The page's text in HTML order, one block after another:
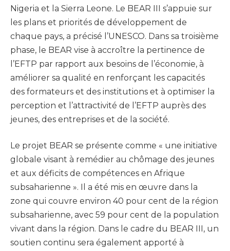
Nigeria et la Sierra Leone. Le BEAR III s’appuie sur
les plans et priorités de développement de
chaque pays, a précisé l’UNESCO. Dans sa troisième
phase, le BEAR vise à accroître la pertinence de
l’EFTP par rapport aux besoins de l’économie, à
améliorer sa qualité en renforçant les capacités
des formateurs et des institutions et à optimiser la
perception et l’attractivité de l’EFTP auprès des
jeunes, des entreprises et de la société.
Le projet BEAR se présente comme « une initiative
globale visant à remédier au chômage des jeunes
et aux déficits de compétences en Afrique
subsaharienne ». Il a été mis en œuvre dans la
zone qui couvre environ 40 pour cent de la région
subsaharienne, avec 59 pour cent de la population
vivant dans la région. Dans le cadre du BEAR III, un
soutien continu sera également apporté à